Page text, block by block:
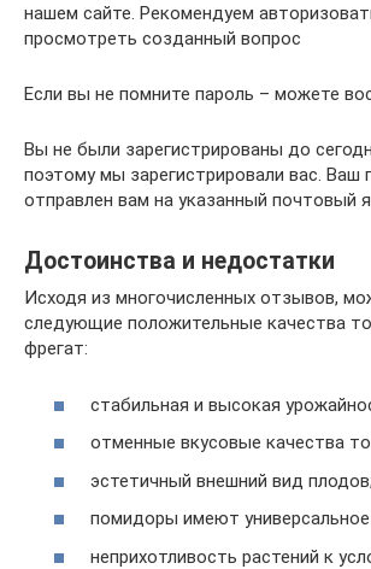
нашем сайте. Рекомендуем
просмотреть созданный вопрос
Если вы не помните пароль – можете
Вы не были зарегистрированы до
поэтому мы зарегистрировали вас. Ваш
отправлен вам на указанный почтовый
Достоинства и недостатки
Исходя из многочисленных отзывов,
следующие положительные качества
фрегат:
стабильная и высокая
отменные вкусовые качества
эстетичный внешний вид плодов;
помидоры имеют универсальное
неприхотливость растений к